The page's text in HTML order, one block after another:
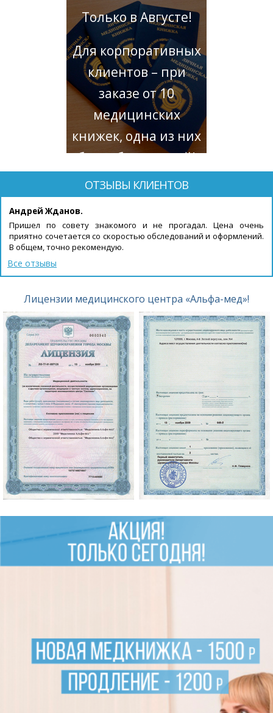
Только в Августе!
Для корпоративных
клиентов – при
заказе от 10
медицинских
книжек, одна из них
будет бесплатной!
ОТЗЫВЫ КЛИЕНТОВ
Андрей Жданов.
Пришел по совету знакомого и не прогадал. Цена очень
приятно сочетается со скоростью обследований и оформлений.
В общем, точно рекомендую.
Все отзывы
Лицензии медицинского центра «Альфа-мед»!